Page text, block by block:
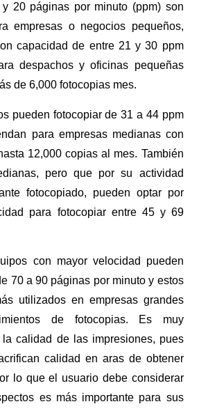
20 páginas por minuto (ppm) son
empresas o negocios pequeños,
capacidad de entre 21 y 30 ppm
despachos y oficinas pequeñas
de 6,000 fotocopias mes.
pueden fotocopiar de 31 a 44 ppm
para empresas medianas con
12,000 copias al mes. También
pero que por su actividad
fotocopiado, pueden optar por
para fotocopiar entre 45 y 69
con mayor velocidad pueden
70 a 90 páginas por minuto y estos
utilizados en empresas grandes
de fotocopias. Es muy
la calidad de las impresiones, pues
calidad en aras de obtener
lo que el usuario debe considerar
es más importante para sus